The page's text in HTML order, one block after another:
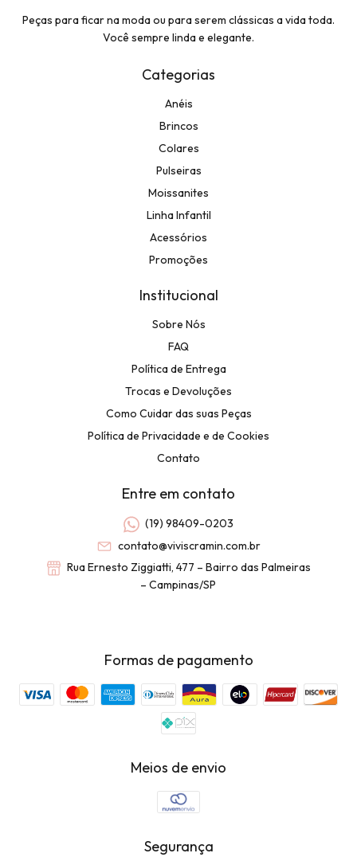
Peças para ficar na moda ou para serem clássicas a vida toda.
Você sempre linda e elegante.
Categorias
Anéis
Brincos
Colares
Pulseiras
Moissanites
Linha Infantil
Acessórios
Promoções
Institucional
Sobre Nós
FAQ
Política de Entrega
Trocas e Devoluções
Como Cuidar das suas Peças
Política de Privacidade e de Cookies
Contato
Entre em contato
(19) 98409-0203
contato@viviscramin.com.br
Rua Ernesto Ziggiatti, 477 – Bairro das Palmeiras
– Campinas/SP
Formas de pagamento
Meios de envio
Segurança